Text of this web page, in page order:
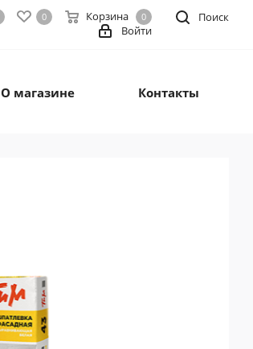
Поиск
0 Корзина 0
Войти
О магазине Контакты